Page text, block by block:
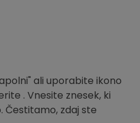
ali uporabite ikono
. Vnesite znesek, ki
Čestitamo, zdaj ste